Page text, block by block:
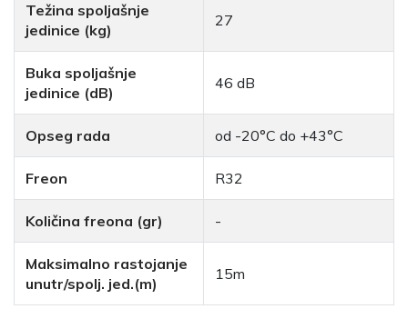
Težina spoljašnje
jedinice (kg)
27
Buka spoljašnje
jedinice (dB)
46 dB
Opseg rada od -20°C do +43°C
Freon R32
Količina freona (gr) -
Maksimalno rastojanje
unutr/spolj. jed.(m)
15m